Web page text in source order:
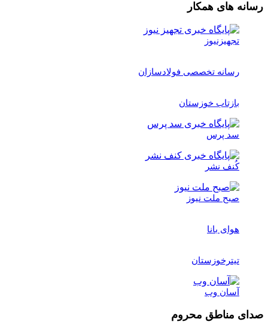
رسانه های همکار
تجهیزنیوز
رسانه تخصصی فولادسازان
بازتاب خوزستان
سد پرس
کُنف نشر
صبح ملت نیوز
هوای بانا
تیترخوزستان
آسان وب
صدای مناطق محروم